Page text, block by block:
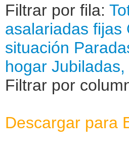
Filtrar por fila:
asalariadas fijas
situación
hogar
Filtrar por
Descargar para